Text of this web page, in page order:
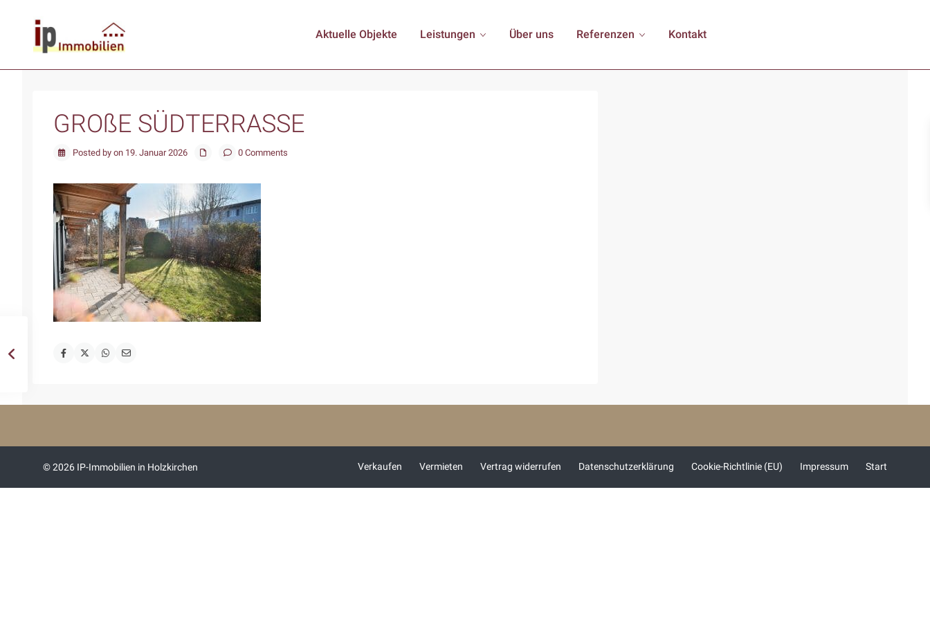
Aktuelle Objekte Leistungen Über uns Referenzen Kontakt
GROßE SÜDTERRASSE
Posted by on 19. Januar 2026 0 Comments
© 2026 IP-Immobilien in Holzkirchen Verkaufen Vermieten Vertrag widerrufen Datenschutzerklärung Cookie-Richtlinie (EU) Impressum Start